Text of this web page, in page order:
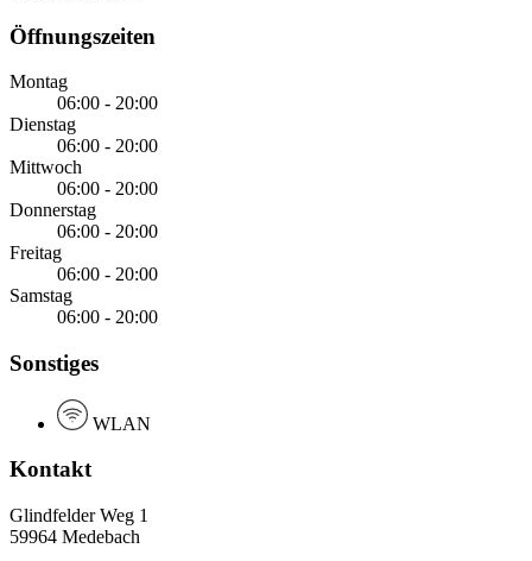
Öffnungszeiten
Montag
06:00 - 20:00
Dienstag
06:00 - 20:00
Mittwoch
06:00 - 20:00
Donnerstag
06:00 - 20:00
Freitag
06:00 - 20:00
Samstag
06:00 - 20:00
Sonstiges
WLAN
Kontakt
Glindfelder Weg 1
59964 Medebach